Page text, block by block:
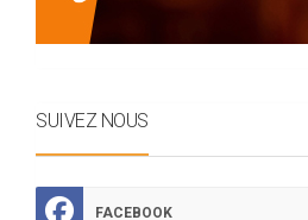
SUIVEZ NOUS
FACEBOOK